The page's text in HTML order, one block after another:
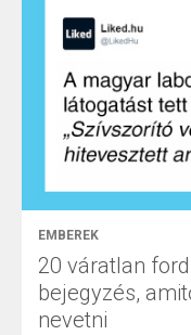
EMBEREK
20 váratlan
bejegyzés,
nevetni